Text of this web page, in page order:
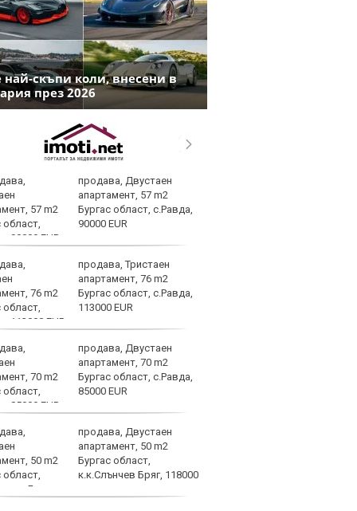
най-скъпи коли, внесени в
през 2026
продава, Двустаен
апартамент, 57 m2
Бургас област, с.Равда,
90000 EUR
продава, Тристаен
апартамент, 76 m2
Бургас област, с.Равда,
113000 EUR
продава, Двустаен
апартамент, 70 m2
Бургас област, с.Равда,
85000 EUR
продава, Двустаен
апартамент, 50 m2
Бургас област,
к.к.Слънчев Бряг, 118000